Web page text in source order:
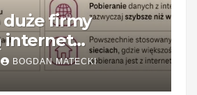
duże firmy
internet
Korzyści dla
BOGDAN MATECKI